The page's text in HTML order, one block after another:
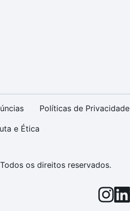
Políticas de Privacidade
e Ética
os direitos reservados.